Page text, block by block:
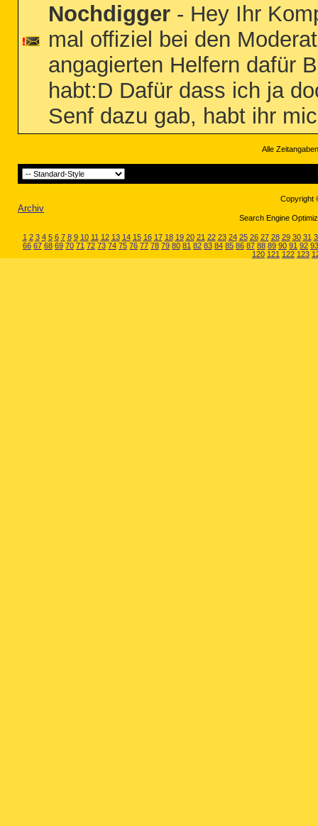
Nochdigger - Hey Ihr
mal offiziel bei den
angagierten Helfern dafür
habt:D Dafür dass ich ja
Senf dazu gab, habt ihr
Alle
Copyright
Archiv
Search Engine
1 2 3 4 5 6 7 8 9 10 11 12 13 14 15 16 17 18 19 20 21 22 23 24 25 26 27 28 29 30 31
66 67 68 69 70 71 72 73 74 75 76 77 78 79 80 81 82 83 84 85 86 87 88 89 90 91 92 93
120 121 122 123